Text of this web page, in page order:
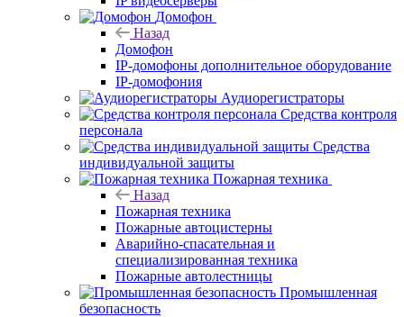
Домофон
Назад
Домофон
IP-домофоны дополнительное оборудование
IP-домофония
Аудиорегистраторы
Средства контроля
персонала
Средства
индивидуальной защиты
Пожарная техника
Назад
Пожарная техника
Пожарные автоцистерны
Аварийно-спасательная и
специализированная техника
Пожарные автолестницы
Промышленная
безопасность